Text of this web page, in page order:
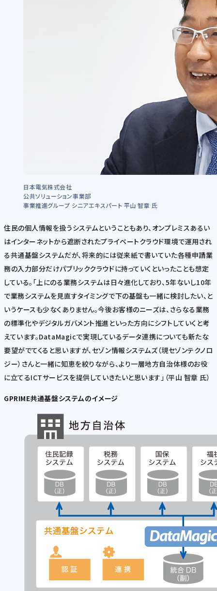
日本電気株式会社
公共ソリューション事業部
事業推進グループ シニアエキスパート 平山 智章 氏
住民の個人情報を扱うシステムということもあり、オンプレミスあるい
はインターネットから遮断されたプライベートクラウド環境で運用され
る共通基盤システムだが、将来的には従来紙で書いていた各種申請業
務の入力部分だけパブリッククラウドに持っていくといったことも想定
している。「上にのる業務システムは日々進化しており、5年ないし10年
で業務システムを見直すタイミングで下の基盤も一緒に検討したい、と
いうケースも少なくありません。今後お客様のニーズは、さらなる業務
の標準化やデジタルガバメント推進といった方向にシフトしていくと考
えています。DataMagicで実現しているデータ連携についても新たな
要望がでてくると思いますが、セゾン情報システムズ（現セゾンテクノロ
ジー）さんと一緒に知恵を絞りながら、より一層地方自治体様のお役
に立てるICTサービスを提供していきたいと思います」（平山 智章 氏）
GPRIME共通基盤システムのイメージ